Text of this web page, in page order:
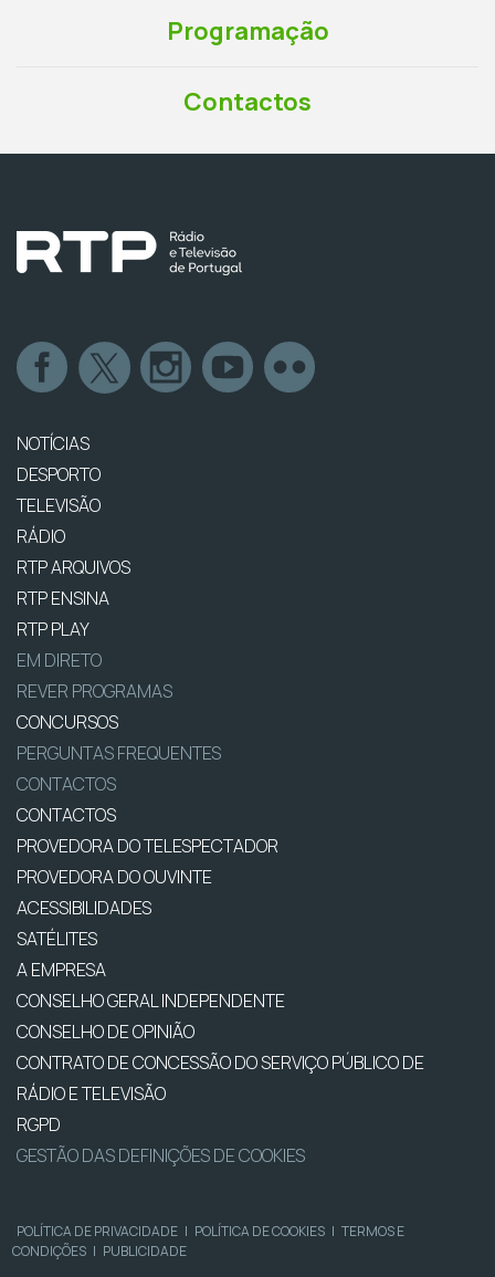
Programação
Contactos
NOTÍCIAS
DESPORTO
TELEVISÃO
RÁDIO
RTP ARQUIVOS
RTP ENSINA
RTP PLAY
EM DIRETO
REVER PROGRAMAS
CONCURSOS
PERGUNTAS FREQUENTES
CONTACTOS
CONTACTOS
PROVEDORA DO TELESPECTADOR
PROVEDORA DO OUVINTE
ACESSIBILIDADES
SATÉLITES
A EMPRESA
CONSELHO GERAL INDEPENDENTE
CONSELHO DE OPINIÃO
CONTRATO DE CONCESSÃO DO SERVIÇO PÚBLICO DE
RÁDIO E TELEVISÃO
RGPD
GESTÃO DAS DEFINIÇÕES DE COOKIES
POLÍTICA DE PRIVACIDADE | POLÍTICA DE COOKIES | TERMOS E
CONDIÇÕES | PUBLICIDADE